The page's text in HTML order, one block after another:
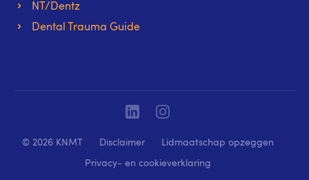
NT/Dentz
Dental Trauma Guide
© 2026 KNMT Disclaimer Lidmaatschap opzeggen
Privacy- en cookieverklaring
Linkedin